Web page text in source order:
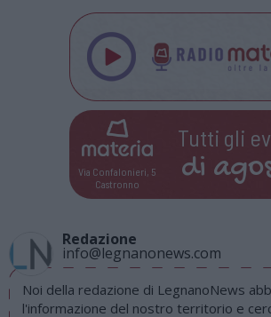
Via Confalonieri, 5
Castronno
Tutti gli
di
Redazione
info@legnanonews.com
Noi della redazione di LegnanoNews
l'informazione del nostro territorio e